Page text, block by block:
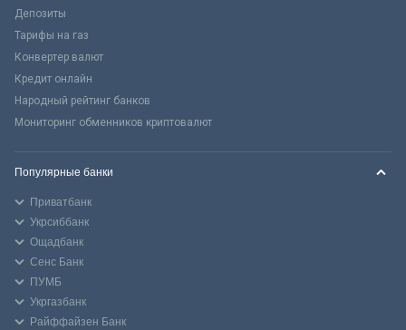
Депозиты
Тарифы на газ
Конвертер валют
Кредит онлайн
Народный рейтинг банков
Мониторинг обменников криптовалют
Популярные банки
Приватбанк
Укрсиббанк
Ощадбанк
Сенс Банк
ПУМБ
Укргазбанк
Райффайзен Банк